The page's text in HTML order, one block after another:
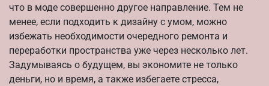
что в моде совершенно другое направление. Тем не
менее, если подходить к дизайну с умом, можно
избежать необходимости очередного ремонта и
переработки пространства уже через несколько лет.
Задумываясь о будущем, вы экономите не только
деньги, но и время, а также избегаете стресса,